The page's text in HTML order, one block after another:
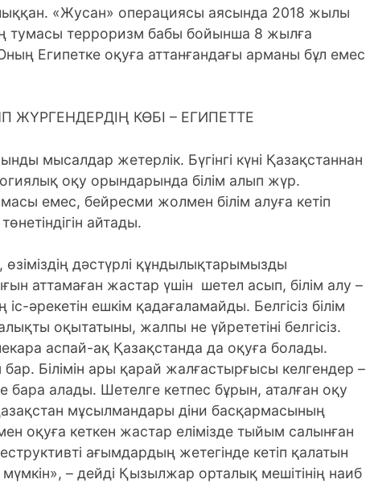
«Жусан» операциясы аясында 2018 жылы
тумасы терроризм бабы бойынша 8 жылға
Египетке оқуға аттанғандағы арманы бұл емес
ЖҮРГЕНДЕРДІҢ КӨБІ – ЕГИПЕТТЕ
мысалдар жетерлік. Бүгінгі күні Қазақстаннан
оқу орындарында білім алып жүр.
емес, бейресми жолмен білім алуға кетіп
айтады.
дәстүрлі құндылықтарымызды
аттамаған жастар үшін шетел асып, білім алу –
әрекетін ешкім қадағаламайды. Белгісіз білім
оқытатыны, жалпы не үйрететіні белгісіз.
аспай-ақ Қазақстанда да оқуға болады.
Білімін ары қарай жалғастырғысы келгендер –
бара алады. Шетелге кетпес бұрын, аталған оқу
мұсылмандары діни басқармасының
оқуға кеткен жастар елімізде тыйым салынған
ағымдардың жетегінде кетіп қалатын
мүмкін», – дейді Қызылжар орталық мешітінің наиб